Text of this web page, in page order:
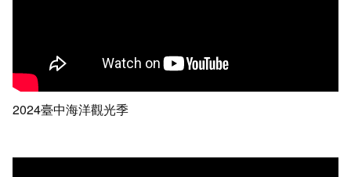
2024臺中海洋觀光季